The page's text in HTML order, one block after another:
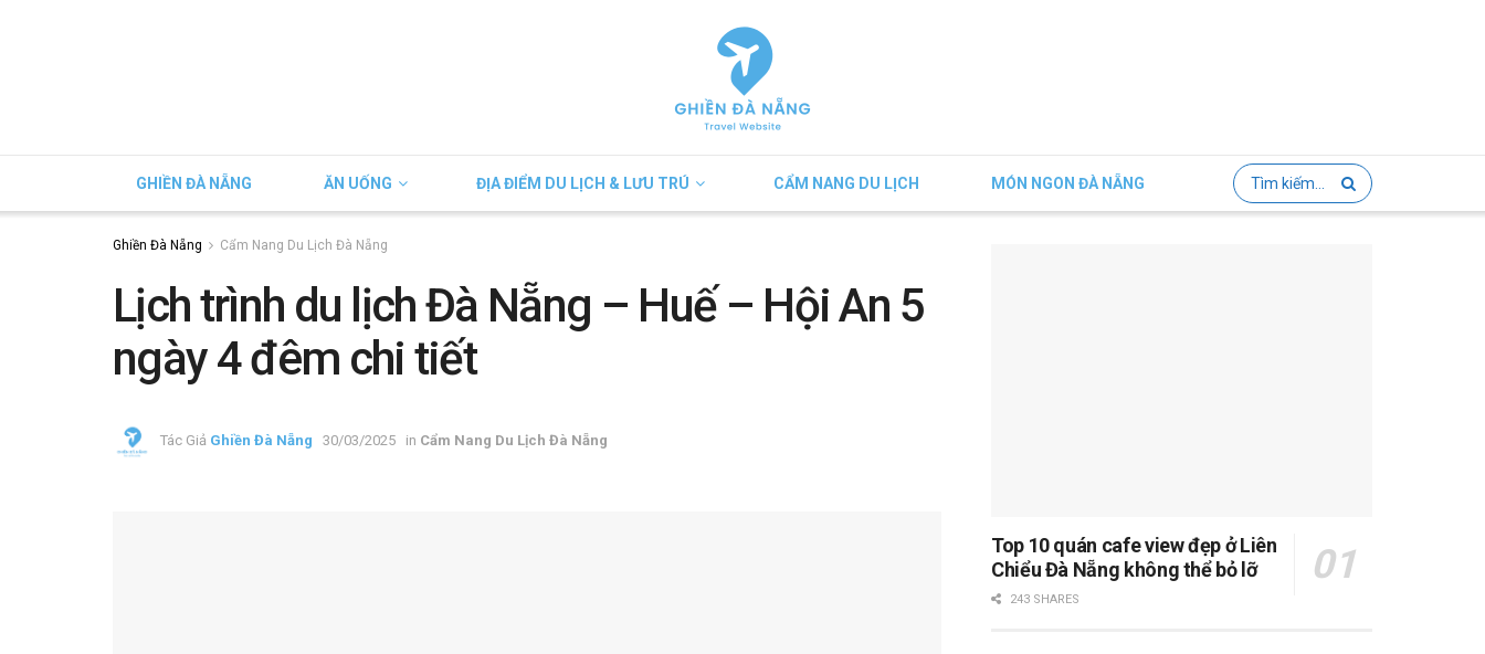
GHIỀN ĐÀ NẴNG ĂN UỐNG ĐỊA ĐIỂM DU LỊCH & LƯU TRÚ CẨM NANG DU LỊCH MÓN NGON ĐÀ NẴNG
Ghiền Đà Nẵng Cẩm Nang Du Lịch Đà Nẵng
Lịch trình du lịch Đà Nẵng – Huế – Hội An 5
ngày 4 đêm chi tiết
Tác Giả Ghiền Đà Nẵng 30/03/2025 in Cẩm Nang Du Lịch Đà Nẵng
Top 10 quán cafe view đẹp ở Liên
Chiểu Đà Nẵng không thể bỏ lỡ
243 SHARES